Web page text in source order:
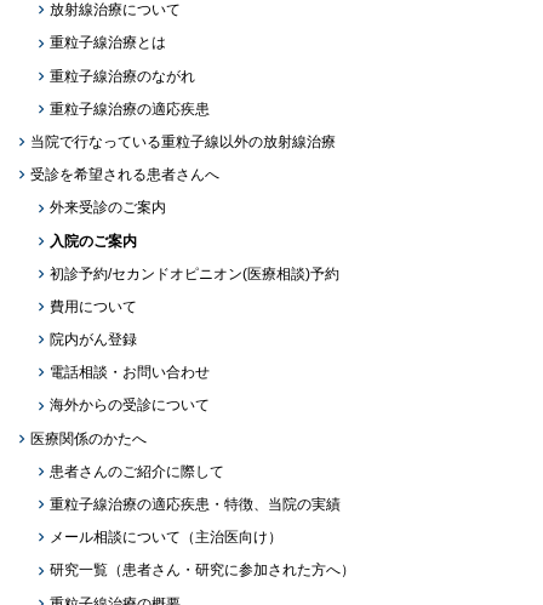
放射線治療について
重粒子線治療とは
重粒子線治療のながれ
重粒子線治療の適応疾患
当院で行なっている重粒子線以外の放射線治療
受診を希望される患者さんへ
外来受診のご案内
入院のご案内
初診予約/セカンドオピニオン(医療相談)予約
費用について
院内がん登録
電話相談・お問い合わせ
海外からの受診について
医療関係のかたへ
患者さんのご紹介に際して
重粒子線治療の適応疾患・特徴、当院の実績
メール相談について（主治医向け）
研究一覧（患者さん・研究に参加された方へ）